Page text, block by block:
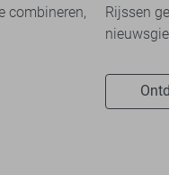
combineren,
Rijssen